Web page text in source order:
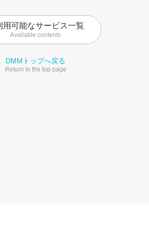
用可能なサービス一覧
Available contents
DMMトップへ戻る
Return to the top page